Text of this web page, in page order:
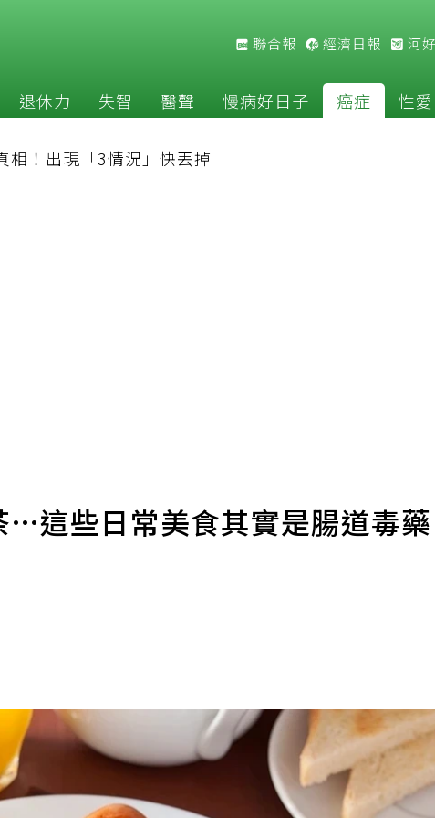
聯合報 經濟日報 河
退休力 失智 醫聲 慢病好日子 癌症 性愛
相！出現「3情況」快丟掉
…這些日常美食其實是腸道毒